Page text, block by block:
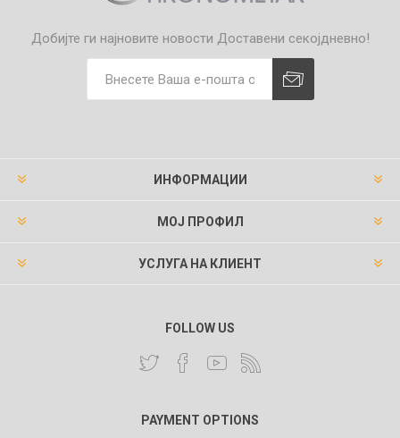
Добијте ги најновите новости Доставени секојдневно!
ИНФОРМАЦИИ
МОЈ ПРОФИЛ
УСЛУГА НА КЛИЕНТ
FOLLOW US
PAYMENT OPTIONS